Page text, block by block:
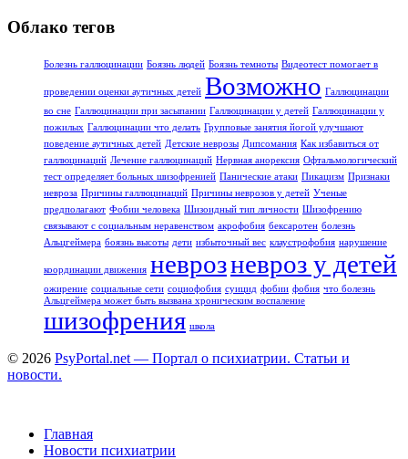
Облако тегов
Болезнь галлюцинации Боязнь людей Боязнь темноты Видеотест помогает в
проведении оценки аутичных детей Возможно Галлюцинации
во сне Галлюцинации при засыпании Галлюцинации у детей Галлюцинации у
пожилых Галлюцинации что делать Групповые занятия йогой улучшают
поведение аутичных детей Детские неврозы Дипсомания Как избавиться от
галлюцинаций Лечение галлюцинаций Нервная анорексия Офтальмологический
тест определяет больных шизофренией Панические атаки Пикацизм Признаки
невроза Причины галлюцинаций Причины неврозов у детей Ученые
предполагают Фобии человека Шизоидный тип личности Шизофрению
связывают с социальным неравенством акрофобия бексаротен болезнь
Альцгеймера боязнь высоты дети избыточный вес клаустрофобия нарушение
координации движения неврозневроз у детей
ожирение социальные сети социофобия суицид фобии фобия что болезнь
Альцгеймера может быть вызвана хроническим воспаление
шизофрения школа
© 2026 PsyPortal.net — Портал о психиатрии. Статьи и
новости.
Главная
Новости психиатрии